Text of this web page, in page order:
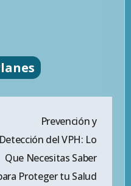
Prevención y
Detección del VPH: Lo
Que Necesitas Saber
Proteger tu Salud